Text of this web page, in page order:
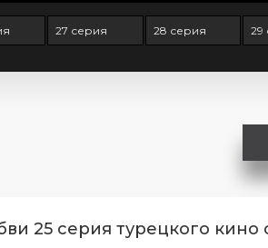
27 серия 28 серия 29
25 серия турецкого кино